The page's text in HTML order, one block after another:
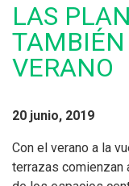
LAS
TAMBIÉN
VERANO
20 junio, 2019
Con el verano a la
terrazas comienzan